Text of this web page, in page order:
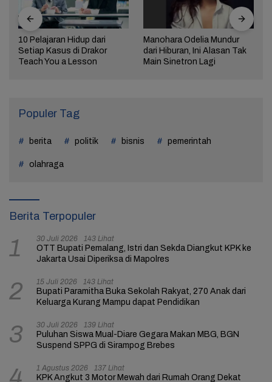
10 Pelajaran Hidup dari
Setiap Kasus di Drakor
Teach You a Lesson
Manohara Odelia Mundur
dari Hiburan, Ini Alasan Tak
Main Sinetron Lagi
Populer Tag
berita politik bisnis pemerintah
olahraga
Berita Terpopuler
1 30 Juli 2026 143 Lihat
OTT Bupati Pemalang, Istri dan Sekda Diangkut KPK ke
Jakarta Usai Diperiksa di Mapolres
2 15 Juli 2026 143 Lihat
Bupati Paramitha Buka Sekolah Rakyat, 270 Anak dari
Keluarga Kurang Mampu dapat Pendidikan
3 30 Juli 2026 139 Lihat
Puluhan Siswa Mual-Diare Gegara Makan MBG, BGN
Suspend SPPG di Sirampog Brebes
1 Agustus 2026 137 Lihat
KPK Angkut 3 Motor Mewah dari Rumah Orang Dekat